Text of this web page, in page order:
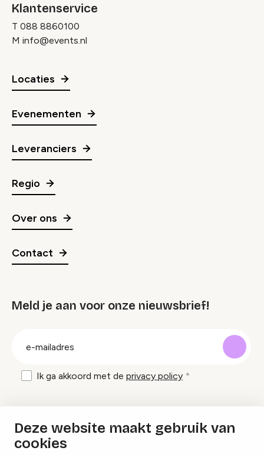
Deze website maakt gebruik van
cookies
Klantenservice
T 088 8860100
M info@events.nl
Locaties
Evenementen
Leveranciers
Regio
Over ons
Contact
Meld je aan voor onze nieuwsbrief!
Ik ga akkoord met de privacy policy
Inspiratie en tips om evenementen te
organiseren?